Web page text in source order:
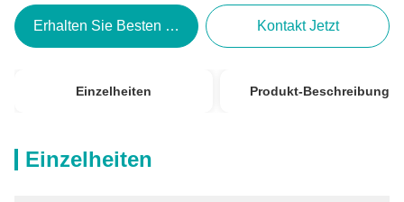
Erhalten Sie Besten Preis Kontakt Jetzt
Einzelheiten Produkt-Beschreibung
Einzelheiten